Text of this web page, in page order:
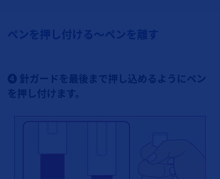
ペンを押し付ける～ペンを離す
❹ 針ガードを最後まで押し込めるようにペン
を押し付けます。